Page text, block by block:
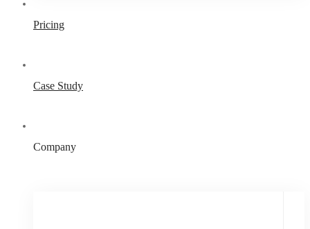
Pricing
Case Study
Company